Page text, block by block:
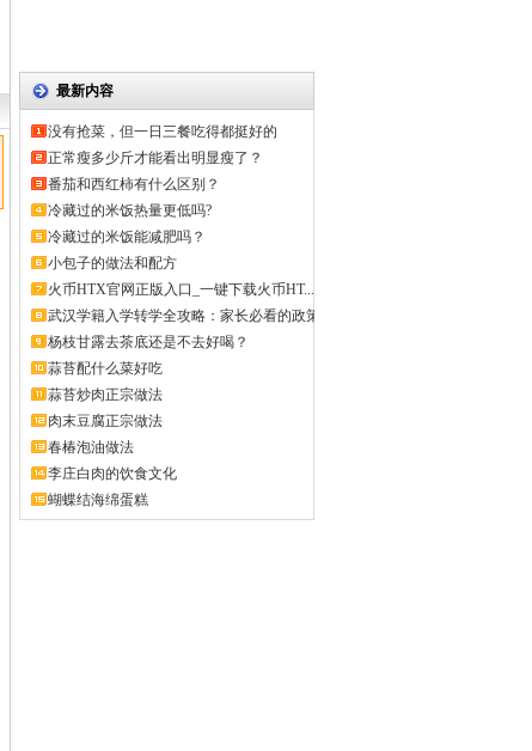
最新内容
没有抢菜，但一日三餐吃得都挺好的
正常瘦多少斤才能看出明显瘦了？
番茄和西红柿有什么区别？
冷藏过的米饭热量更低吗?
冷藏过的米饭能减肥吗？
小包子的做法和配方
火币HTX官网正版入口_一键下载火币HT...
武汉学籍入学转学全攻略：家长必看的政策
解...
杨枝甘露去茶底还是不去好喝？
蒜苔配什么菜好吃
蒜苔炒肉正宗做法
肉末豆腐正宗做法
春椿泡油做法
李庄白肉的饮食文化
蝴蝶结海绵蛋糕